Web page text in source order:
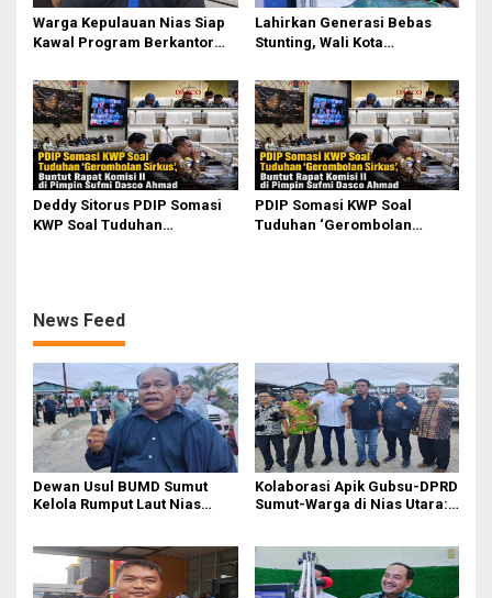
Warga Kepulauan Nias Siap
Kawal Program Berkantor
Lahirkan Generasi Bebas
Stunting, Wali Kota
Optimalisasi SP3 Catin
Deddy Sitorus PDIP Somasi
KWP Soal Tuduhan
PDIP Somasi KWP Soal
Tuduhan ‘Gerombolan
News Feed
Dewan Usul BUMD Sumut
Kelola Rumput Laut Nias
Kolaborasi Apik Gubsu-DPRD
Sumut-Warga di Nias Utara: